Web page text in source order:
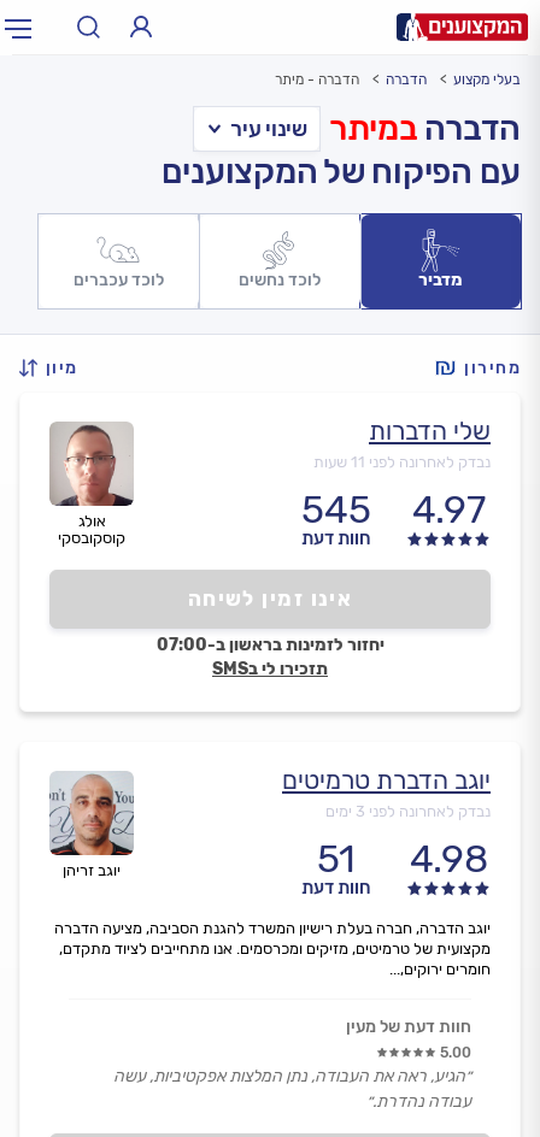
עירעיר: תל אביב, חיפה…
בעלי מקצוע הדברה הדברה - מיתר
הדברה במיתר
עם הפיקוח של המקצוענים
מדביר לוכד נחשים לוכד עכברים
מחירון מיון
אולג
קוסקובסקי
שלי הדברות
נבדק לאחרונה לפני 11 שעות
4.97
545
חוות דעת
אינו זמין לשיחה
יחזור לזמינות בראשון ב-07:00
תזכירו לי בSMS
יוגב זריהן
יוגב הדברת טרמיטים
נבדק לאחרונה לפני 3 ימים
4.98
51
חוות דעת
יוגב הדברה, חברה בעלת רישיון המשרד להגנת הסביבה, מציעה הדברה
מקצועית של טרמיטים, מזיקים ומכרסמים. אנו מתחייבים לציוד מתקדם,
חומרים ירוקים,...
חוות דעת של מעין
5.00
״הגיע, ראה את העבודה, נתן המלצות אפקטיביות, עשה
עבודה נהדרת.״